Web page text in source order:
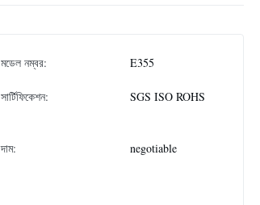
মডেল নম্বর: E355
সার্টিফিকেশন: SGS ISO ROHS
দাম: negotiable